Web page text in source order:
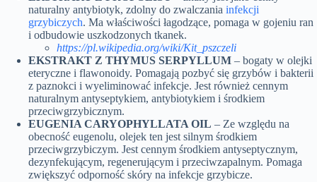
naturalny antybiotyk, zdolny do zwalczania infekcji
grzybiczych. Ma właściwości łagodzące, pomaga w gojeniu ran
i odbudowie uszkodzonych tkanek.
https://pl.wikipedia.org/wiki/Kit_pszczeli
EKSTRAKT Z THYMUS SERPYLLUM – bogaty w olejki
eteryczne i flawonoidy. Pomagają pozbyć się grzybów i bakterii
z paznokci i wyeliminować infekcje. Jest również cennym
naturalnym antyseptykiem, antybiotykiem i środkiem
przeciwgrzybicznym.
EUGENIA СARYOPHYLLATA OIL – Ze względu na
obecność eugenolu, olejek ten jest silnym środkiem
przeciwgrzybiczym. Jest cennym środkiem antyseptycznym,
dezynfekującym, regenerującym i przeciwzapalnym. Pomaga
zwiększyć odporność skóry na infekcje grzybicze.